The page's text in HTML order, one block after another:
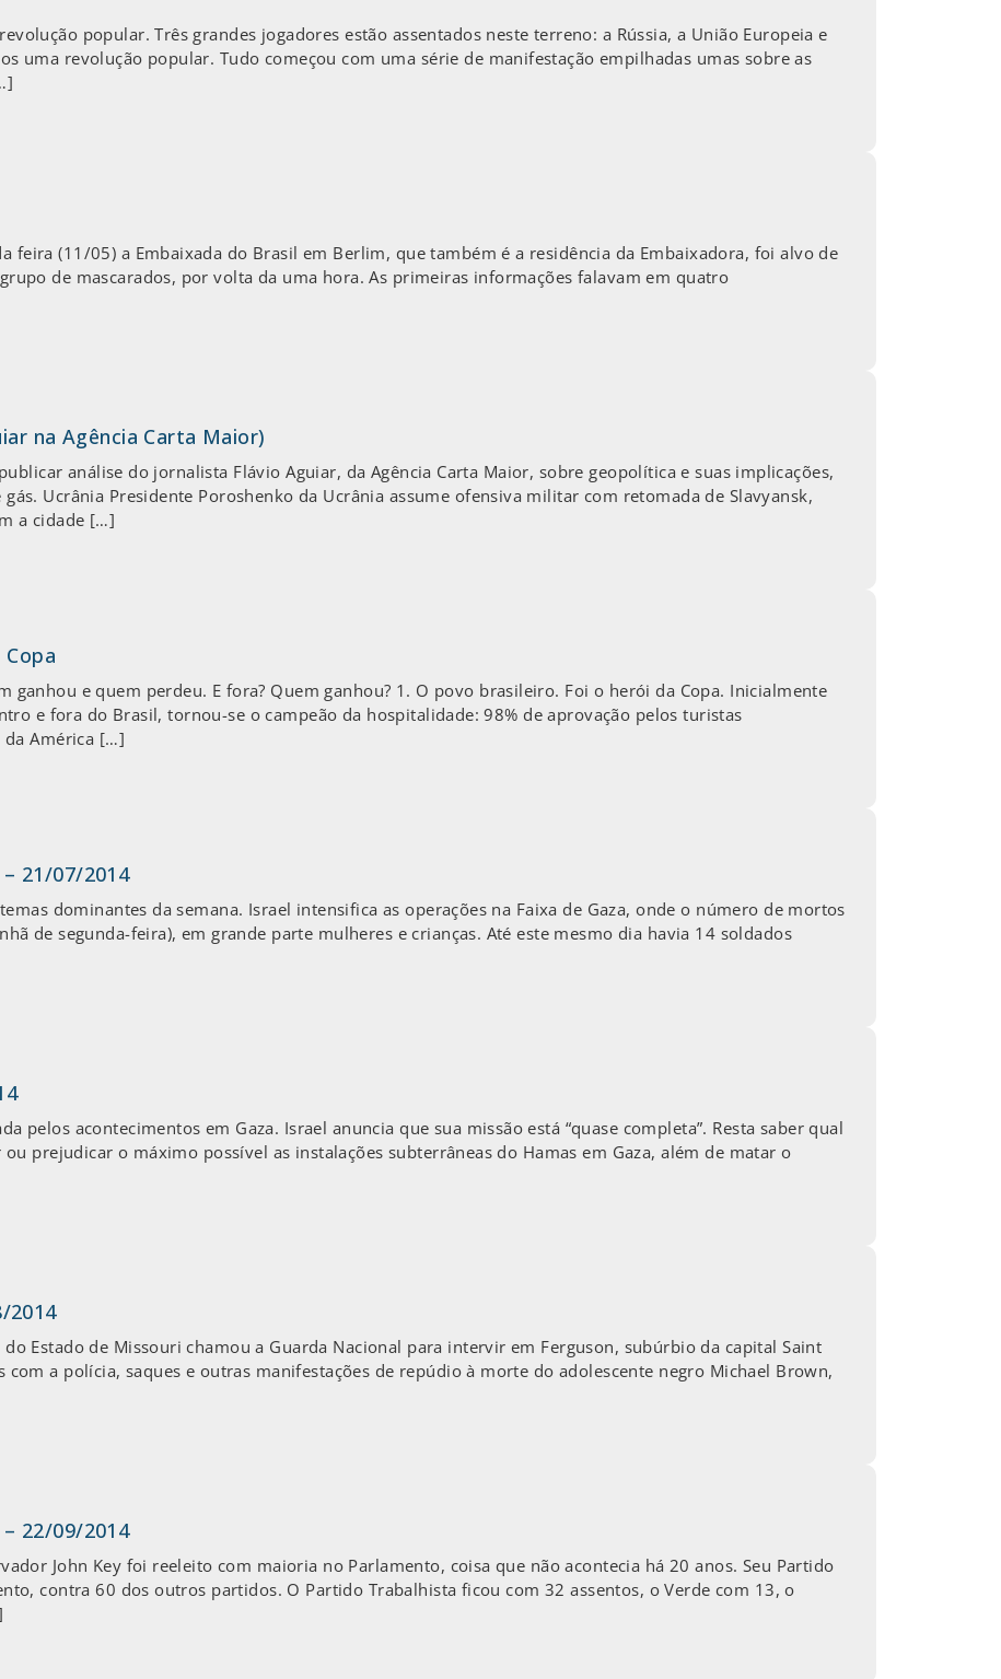
popular. Três grandes jogadores estão assentados neste terreno: a Rússia, a União Europeia e
uma revolução popular. Tudo começou com uma série de manifestação empilhadas umas sobre as
feira (11/05) a Embaixada do Brasil em Berlim, que também é a residência da Embaixadora, foi alvo de
de mascarados, por volta da uma hora. As primeiras informações falavam em quatro
na Agência Carta Maior)
análise do jornalista Flávio Aguiar, da Agência Carta Maior, sobre geopolítica e suas implicações,
Ucrânia Presidente Poroshenko da Ucrânia assume ofensiva militar com retomada de Slavyansk,
a cidade […]
ganhou e quem perdeu. E fora? Quem ganhou? 1. O povo brasileiro. Foi o herói da Copa. Inicialmente
e fora do Brasil, tornou-se o campeão da hospitalidade: 98% de aprovação pelos turistas
da América […]
21/07/2014
dominantes da semana. Israel intensifica as operações na Faixa de Gaza, onde o número de mortos
de segunda-feira), em grande parte mulheres e crianças. Até este mesmo dia havia 14 soldados
pelos acontecimentos em Gaza. Israel anuncia que sua missão está “quase completa”. Resta saber qual
prejudicar o máximo possível as instalações subterrâneas do Hamas em Gaza, além de matar o
2014
Estado de Missouri chamou a Guarda Nacional para intervir em Ferguson, subúrbio da capital Saint
a polícia, saques e outras manifestações de repúdio à morte do adolescente negro Michael Brown,
22/09/2014
John Key foi reeleito com maioria no Parlamento, coisa que não acontecia há 20 anos. Seu Partido
contra 60 dos outros partidos. O Partido Trabalhista ficou com 32 assentos, o Verde com 13, o